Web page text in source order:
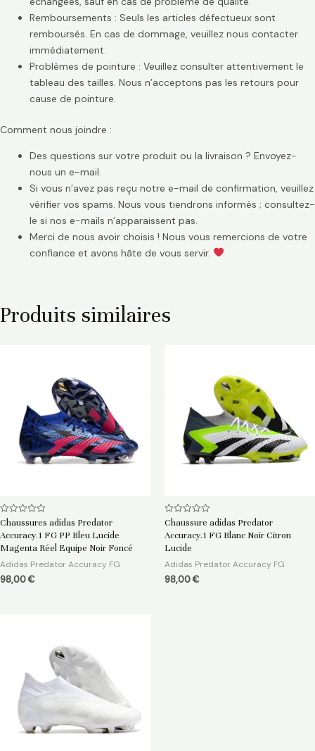
Remboursements : Seuls les articles défectueux sont
remboursés. En cas de dommage, veuillez nous contacter
immédiatement.
Problèmes de pointure : Veuillez consulter attentivement le
tableau des tailles. Nous n’acceptons pas les retours pour
cause de pointure.
Comment nous joindre :
Des questions sur votre produit ou la livraison ? Envoyez-
nous un e-mail.
Si vous n’avez pas reçu notre e-mail de confirmation, veuillez
vérifier vos spams. Nous vous tiendrons informés ; consultez-
le si nos e-mails n’apparaissent pas.
Merci de nous avoir choisis ! Nous vous remercions de votre
confiance et avons hâte de vous servir.
Produits similaires
Note
sur
5
Chaussures adidas Predator
Accuracy.1 FG PP Bleu Lucide
Magenta Réel Equipe Noir Foncé
Adidas Predator Accuracy FG
98,00€
Note
sur
5
Chaussure adidas Predator
Accuracy.1 FG Blanc Noir Citron
Lucide
Adidas Predator Accuracy FG
98,00€